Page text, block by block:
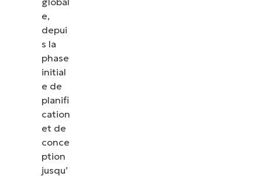
e,
depui
s la
phase
initial
e de
planifi
cation
et de
conce
ption
jusqu’